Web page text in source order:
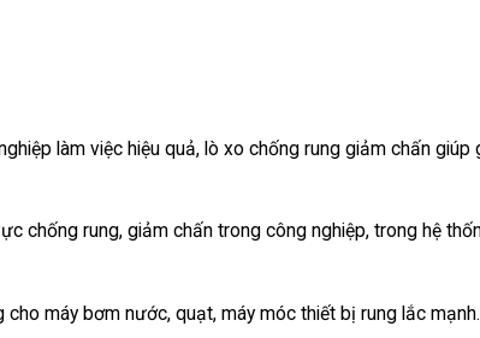
làm việc hiệu quả, lò xo chống rung giảm chấn giúp
chống rung, giảm chấn trong công nghiệp, trong hệ
máy bơm nước, quạt, máy móc thiết bị rung lắc mạnh.